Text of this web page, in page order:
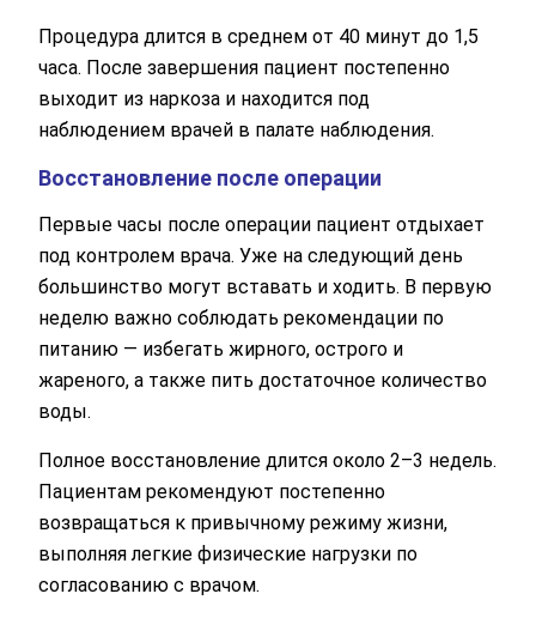
Процедура длится в среднем от 40 минут до 1,5
часа. После завершения пациент постепенно
выходит из наркоза и находится под
наблюдением врачей в палате наблюдения.
Восстановление после операции
Первые часы после операции пациент отдыхает
под контролем врача. Уже на следующий день
большинство могут вставать и ходить. В первую
неделю важно соблюдать рекомендации по
питанию — избегать жирного, острого и
жареного, а также пить достаточное количество
воды.
Полное восстановление длится около 2–3 недель.
Пациентам рекомендуют постепенно
возвращаться к привычному режиму жизни,
выполняя легкие физические нагрузки по
согласованию с врачом.